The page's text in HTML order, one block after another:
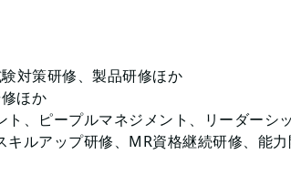
対策研修、製品研修ほか
ほか
、ピープルマネジメント、リーダーシ
ルアップ研修、MR資格継続研修、能力